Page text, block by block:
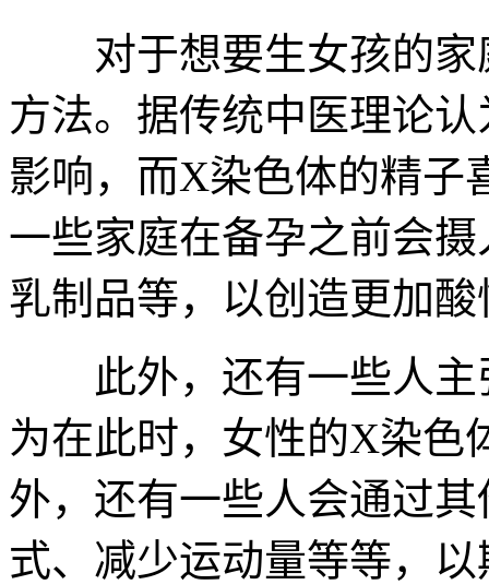
对于想要生女孩的家
方法。据传统中医理论
影响，而X染色体的精子
一些家庭在备孕之前会
乳制品等，以创造更加
此外，还有一些人主
为在此时，女性的X染色
外，还有一些人会通过
式、减少运动量等等，